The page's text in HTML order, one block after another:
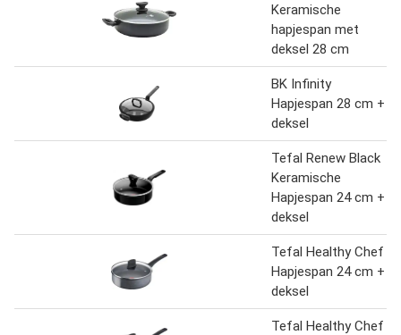
Keramische
hapjespan met
deksel 28 cm
BK Infinity
Hapjespan 28 cm +
deksel
Tefal Renew Black
Keramische
Hapjespan 24 cm +
deksel
Tefal Healthy Chef
Hapjespan 24 cm +
deksel
Tefal Healthy Chef